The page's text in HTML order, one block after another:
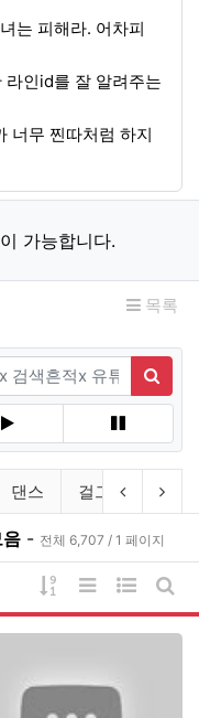
는 피해라. 어차피
인id를 잘 알려주는
너무 찐따처럼 하지
가능합니다.
목록
검색
댄스 걸그룹 연예
이전 분류
다
- 전체 6,707 / 1 페이지
게시물 정렬
리스트 스타일
웹진 스
게